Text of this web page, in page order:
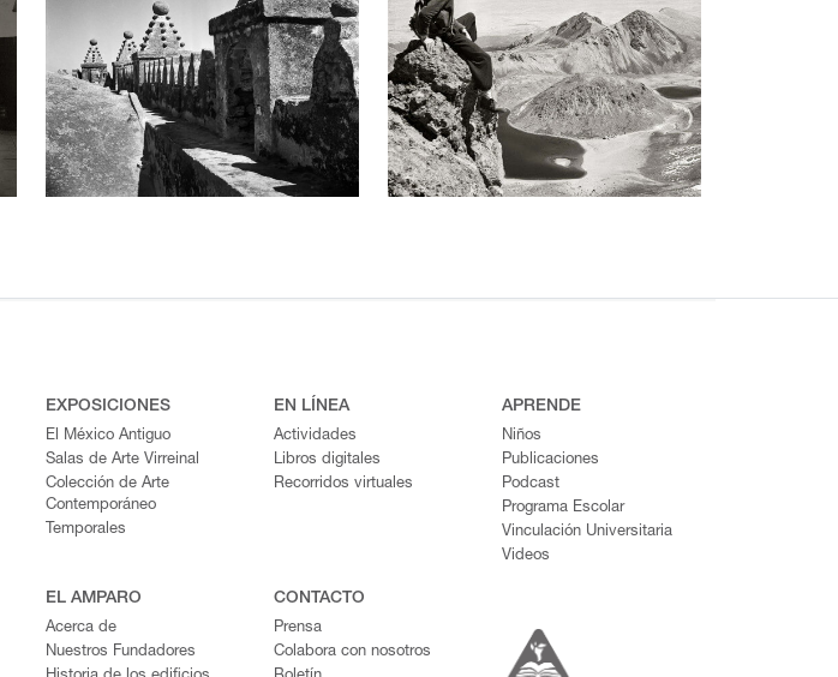
EXPOSICIONES
El México Antiguo
Salas de Arte Virreinal
Colección de Arte
Contemporáneo
Temporales
EN LÍNEA
Actividades
Libros digitales
Recorridos virtuales
APRENDE
Niños
Publicaciones
Podcast
Programa Escolar
Vinculación Universitaria
Videos
EL AMPARO
Acerca de
Nuestros Fundadores
CONTACTO
Prensa
Colabora con nosotros